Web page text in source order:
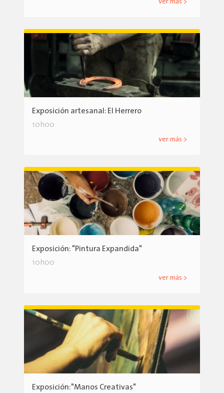
ver más >
Exposición artesanal: El Herrero
10h00
ver más >
Exposición: "Pintura Expandida"
10h00
ver más >
Exposición:"Manos Creativas"